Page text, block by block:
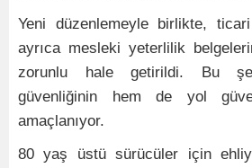
Yeni düzenlemeyle birlikte,
ayrıca mesleki yeterlilik
zorunlu hale getirildi. Bu
güvenliğinin hem de yol
amaçlanıyor.
80 yaş üstü sürücüler için